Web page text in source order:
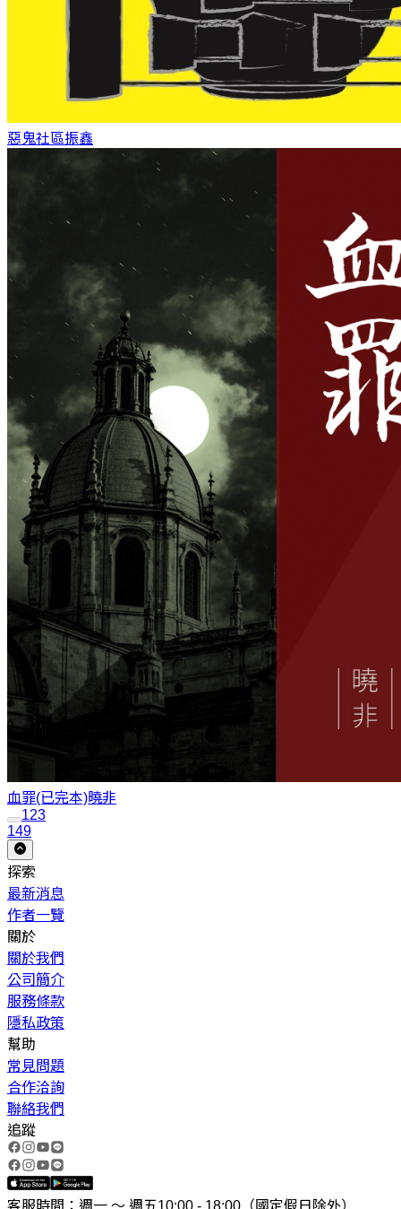
惡鬼社區振鑫
血罪(已完本)曉非
123
149
探索
最新消息
作者一覽
關於
關於我們
公司簡介
服務條款
隱私政策
幫助
常見問題
合作洽詢
聯絡我們
追蹤
客服時間：週一 ～ 週五10:00 - 18:00（國定假日除外）